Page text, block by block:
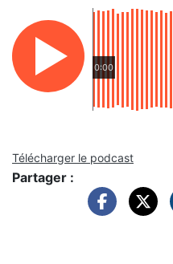
0:00
Télécharger le podcast
Partager :